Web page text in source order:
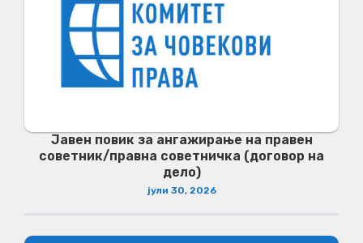
Јавен повик за ангажирање на правен
советник/правна советничка (договор на
дело)
јули 30, 2026